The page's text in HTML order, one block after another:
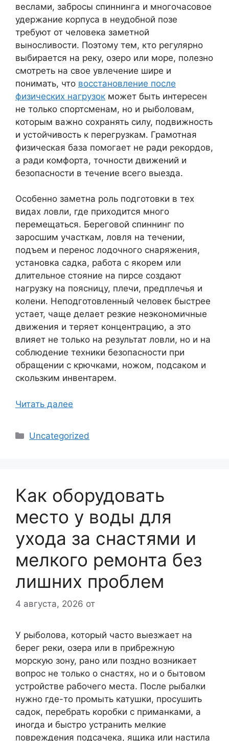
веслами, забросы спиннинга и многочасовое
удержание корпуса в неудобной позе
требуют от человека заметной
выносливости. Поэтому тем, кто регулярно
выбирается на реку, озеро или море, полезно
смотреть на свое увлечение шире и
понимать, что восстановление после
физических нагрузок может быть интересен
не только спортсменам, но и рыболовам,
которым важно сохранять силу, подвижность
и устойчивость к перегрузкам. Грамотная
физическая база помогает не ради рекордов,
а ради комфорта, точности движений и
безопасности в течение всего выезда.
Особенно заметна роль подготовки в тех
видах ловли, где приходится много
перемещаться. Береговой спиннинг по
заросшим участкам, ловля на течении,
подъем и перенос лодочного снаряжения,
установка садка, работа с якорем или
длительное стояние на пирсе создают
нагрузку на поясницу, плечи, предплечья и
колени. Неподготовленный человек быстрее
устает, чаще делает резкие неэкономичные
движения и теряет концентрацию, а это
влияет не только на результат ловли, но и на
соблюдение техники безопасности при
обращении с крючками, ножом, подсаком и
скользким инвентарем.
Читать далее
Рубрики
Uncategorized
Как оборудовать
место у воды для
ухода за снастями и
мелкого ремонта без
лишних проблем
4 августа, 2026 от
У рыболова, который часто выезжает на
берег реки, озера или в прибрежную
морскую зону, рано или поздно возникает
вопрос не только о снастях, но и о бытовом
устройстве рабочего места. После рыбалки
нужно где-то промыть катушки, просушить
садок, перебрать коробки с приманками, а
иногда и быстро устранить мелкие
повреждения подсачека, ящика или настила